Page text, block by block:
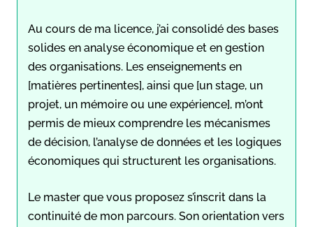
Au cours de ma licence, j’ai consolidé des bases
solides en analyse économique et en gestion
des organisations. Les enseignements en
[matières pertinentes], ainsi que [un stage, un
projet, un mémoire ou une expérience], m’ont
permis de mieux comprendre les mécanismes
de décision, l’analyse de données et les logiques
économiques qui structurent les organisations.
Le master que vous proposez s’inscrit dans la
continuité de mon parcours. Son orientation vers